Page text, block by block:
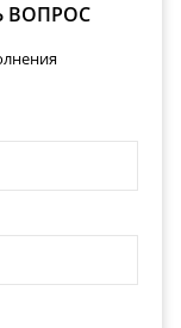
ВОПРОС